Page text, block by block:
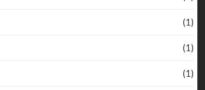
(1)
(1)
(1)